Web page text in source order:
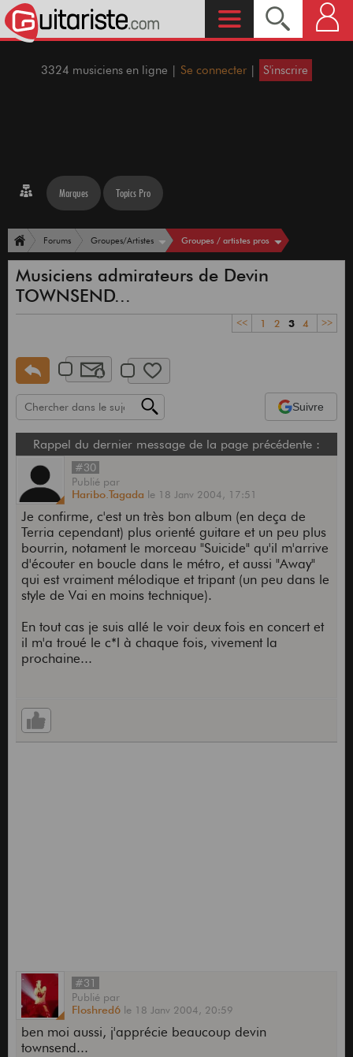
3324 musiciens en ligne | Se connecter | S'inscrire
Marques Topics Pro
Forums Groupes/Artistes Groupes / artistes pros
Musiciens admirateurs de Devin
TOWNSEND...
<< 1 2 3 4 >>
Suivre
Rappel du dernier message de la page précédente :
#30
Publié par
Haribo.Tagada le 18 Janv 2004, 17:51
Je confirme, c'est un très bon album (en deça de
Terria cependant) plus orienté guitare et un peu plus
bourrin, notament le morceau "Suicide" qu'il m'arrive
d'écouter en boucle dans le métro, et aussi "Away"
qui est vraiment mélodique et tripant (un peu dans le
style de Vai en moins technique).
En tout cas je suis allé le voir deux fois en concert et
il m'a troué le c*l à chaque fois, vivement la
prochaine...
#31
Publié par
Floshred6 le 18 Janv 2004, 20:59
ben moi aussi, j'apprécie beaucoup devin
townsend...